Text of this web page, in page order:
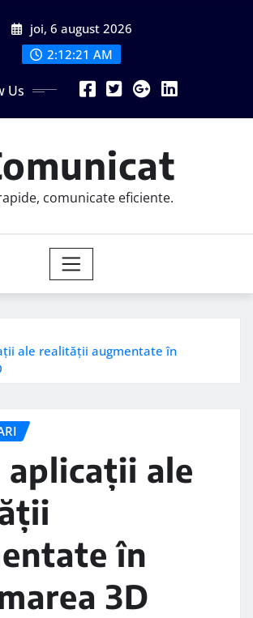
joi, 6 august 2026
2:12:22 AM
Us
comunicate eficiente.
ale realității augmentate în
aplicații ale
în
3D